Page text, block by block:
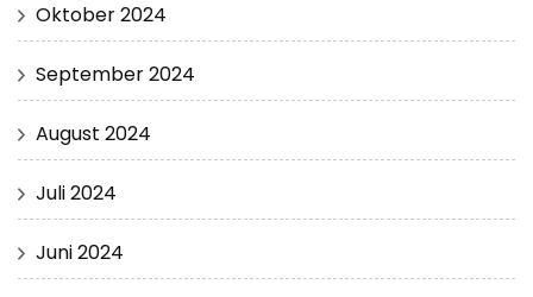
Oktober 2024
September 2024
August 2024
Juli 2024
Juni 2024